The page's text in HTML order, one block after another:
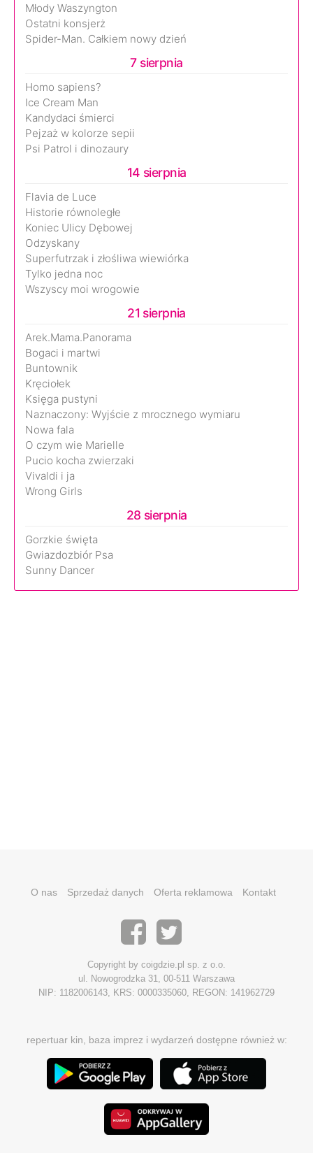
Młody Waszyngton
Ostatni konsjerż
Spider-Man. Całkiem nowy dzień
7 sierpnia
Homo sapiens?
Ice Cream Man
Kandydaci śmierci
Pejzaż w kolorze sepii
Psi Patrol i dinozaury
14 sierpnia
Flavia de Luce
Historie równoległe
Koniec Ulicy Dębowej
Odzyskany
Superfutrzak i złośliwa wiewiórka
Tylko jedna noc
Wszyscy moi wrogowie
21 sierpnia
Arek.Mama.Panorama
Bogaci i martwi
Buntownik
Kręciołek
Księga pustyni
Naznaczony: Wyjście z mrocznego wymiaru
Nowa fala
O czym wie Marielle
Pucio kocha zwierzaki
Vivaldi i ja
Wrong Girls
28 sierpnia
Gorzkie święta
Gwiazdozbiór Psa
Sunny Dancer
O nas Sprzedaż danych Oferta reklamowa Kontakt
Copyright by coigdzie.pl sp. z o.o.
ul. Nowogrodzka 31, 00-511 Warszawa
NIP: 1182006143, KRS: 0000335060, REGON: 141962729
repertuar kin, baza imprez i wydarzeń dostępne również w: